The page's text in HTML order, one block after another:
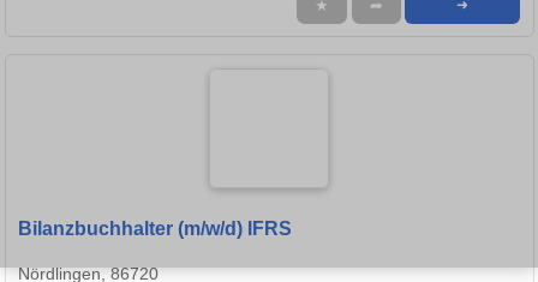
★ ➦ ➜
Bilanzbuchhalter (m/w/d) IFRS
Nördlingen, 86720